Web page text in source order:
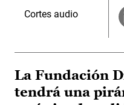
Cortes audio
La Fundación
tendrá una